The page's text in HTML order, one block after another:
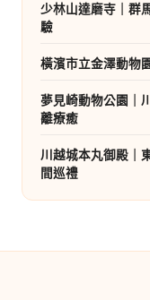
少林山達磨寺｜群
驗
橫濱市立金澤動物
夢見崎動物公園｜
離療癒
川越城本丸御殿｜
間巡禮